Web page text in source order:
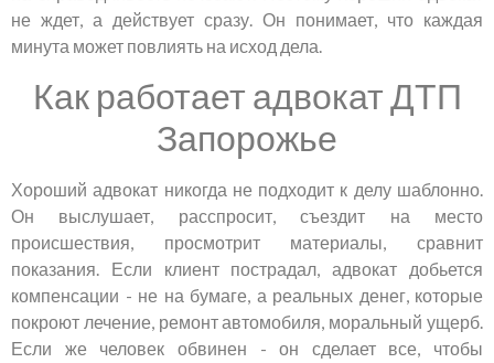
не ждет, а действует сразу. Он понимает, что каждая
минута может повлиять на исход дела.
Как работает адвокат ДТП
Запорожье
Хороший адвокат никогда не подходит к делу шаблонно.
Он выслушает, расспросит, съездит на место
происшествия, просмотрит материалы, сравнит
показания. Если клиент пострадал, адвокат добьется
компенсации - не на бумаге, а реальных денег, которые
покроют лечение, ремонт автомобиля, моральный ущерб.
Если же человек обвинен - он сделает все, чтобы